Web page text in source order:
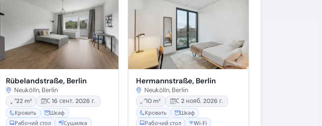
Rübelandstraße, Berlin
Neukölln, Berlin
22 m² С 16 сент. 2026 г.
Кровать
Шкаф
Рабочий стол
Сушилка
Hermannstraße, Berlin
Neukölln, Berlin
10 m² С 2 нояб. 2026 г.
Кровать
Шкаф
Рабочий стол
Wi‑Fi